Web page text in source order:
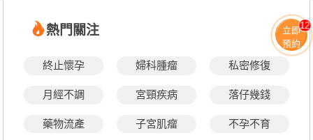
熱門關注
終止懷孕 婦科腫瘤 私密修復
月經不調 宮頸疾病 落仔幾錢
藥物流產 子宮肌瘤 不孕不育
立即
預約
12